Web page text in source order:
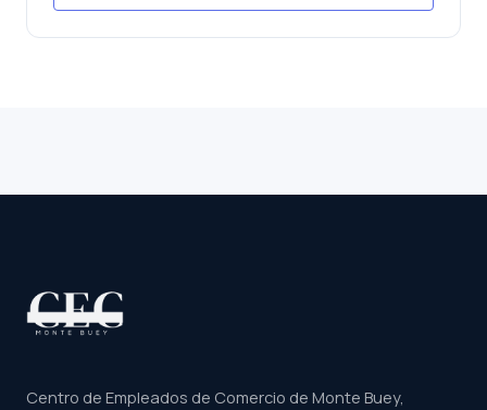
Centro de Empleados de Comercio de Monte Buey,